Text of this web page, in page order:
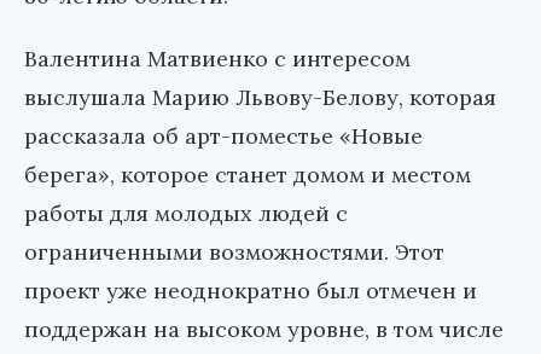
Валентина Матвиенко с интересом
выслушала Марию Львову-Белову, которая
рассказала об арт-поместье «Новые
берега», которое станет домом и местом
работы для молодых людей с
ограниченными возможностями. Этот
проект уже неоднократно был отмечен и
поддержан на высоком уровне, в том числе